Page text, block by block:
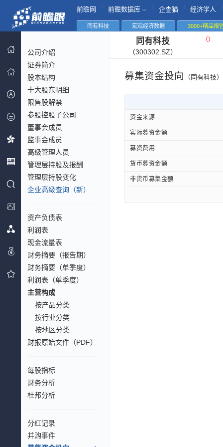
前瞻网 前瞻数据库 企查猫 经济学人
同有科技 宏观经济数据 3000+精品报
公司介绍
证券简介
股本结构
十大股东明细
限售股解禁
参股控股子公司
董事会成员
监事会成员
高级管理人员
管理层持股及报酬
管理层持股变化
企业高级查询（新）
资产负债表
利润表
现金流量表
财务摘要（报告期）
财务摘要（单季度）
利润表（单季度）
主营构成
按产品分类
按行业分类
按地区分类
财报原始文件（PDF）
每股指标
财务分析
杜邦分析
分红记录
并购事件
同有科技
（300302.SZ）
（）
募集资金投向 （同有科技）
资金来源
实际募资金额
募资费用
货币募资金额
非货币募集金额